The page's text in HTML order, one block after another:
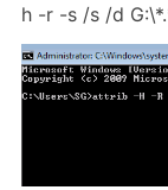
h -r -s /s /d